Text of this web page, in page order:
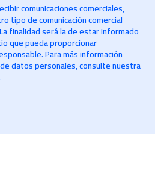
comunicaciones comerciales,
tipo de comunicación comercial
finalidad será la de estar informado
que pueda proporcionar
Para más información
datos personales, consulte nuestra